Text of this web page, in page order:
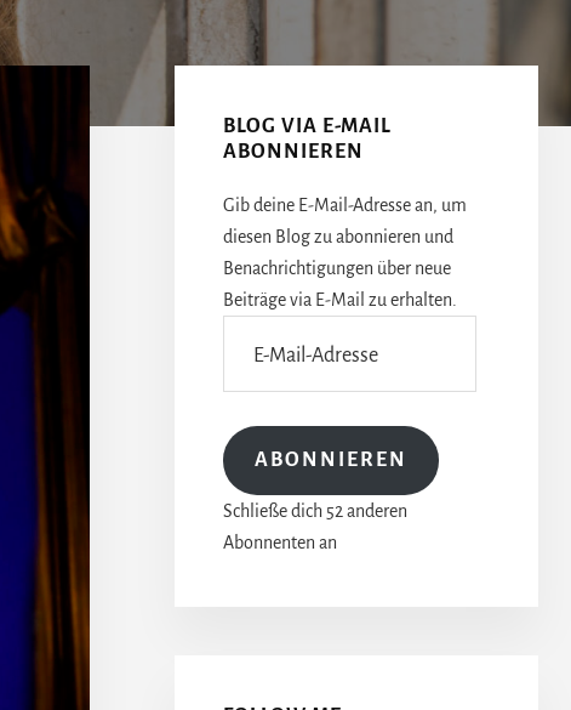
BLOG VIA E-MAIL
ABONNIEREN
Gib deine E-Mail-Adresse an, um
diesen Blog zu abonnieren und
Benachrichtigungen über neue
Beiträge via E-Mail zu erhalten.
Mail-
Adresse
ABONNIEREN
Schließe dich 52 anderen
Abonnenten an